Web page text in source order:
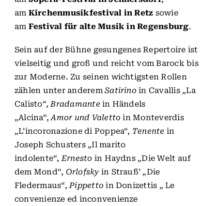
am Kirchenmusikfestival in Retz sowie
am Festival für alte Musik in Regensburg.
Sein auf der Bühne gesungenes Repertoire ist
vielseitig und groß und reicht vom Barock bis
zur Moderne. Zu seinen wichtigsten Rollen
zählen unter anderemSatirino in Cavallis „La
Calisto“,Bradamante in Händels
„Alcina“,Amor und Valetto in Monteverdis
„L’incoronazione di Poppea“, Tenente in
Joseph Schusters „Il marito
indolente“,Ernesto in Haydns „Die Welt auf
dem Mond“, Orlofsky in Strauß’ „Die
Fledermaus“,Pippetto in Donizettis „ Le
convenienze ed inconvenienze